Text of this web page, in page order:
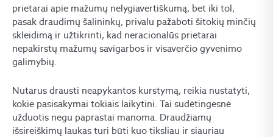
prietarai apie mažumų nelygiavertiškumą, bet iki tol,
pasak draudimų šalininkų, privalu pažaboti šitokių minčių
skleidimą ir užtikrinti, kad neracionalūs prietarai
nepakirstų mažumų savigarbos ir visaverčio gyvenimo
galimybių.
Nutarus drausti neapykantos kurstymą, reikia nustatyti,
kokie pasisakymai tokiais laikytini. Tai sudėtingesnė
užduotis negu paprastai manoma. Draudžiamų
išsireiškimų laukas turi būti kuo tiksliau ir siauriau